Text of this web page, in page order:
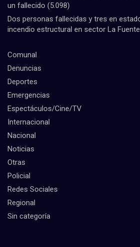
un fallecido (5.098)
Dos personas fallecidas y tres en
incendio estructural en sector La
Comunal
Denuncias
Deportes
Emergencias
Espectáculos/Cine/TV
Internacional
Nacional
Noticias
Otras
Policial
Redes Sociales
Regional
Sin categoría